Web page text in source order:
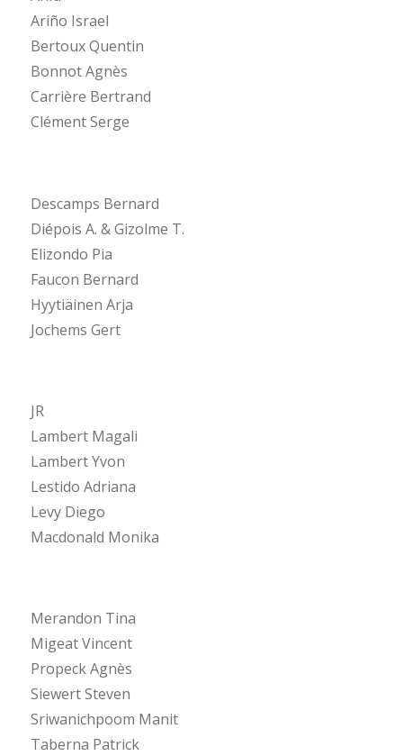
Ariño Israel
Bertoux Quentin
Bonnot Agnès
Carrière Bertrand
Clément Serge
Descamps Bernard
Diépois A. & Gizolme T.
Elizondo Pia
Faucon Bernard
Hyytiäinen Arja
Jochems Gert
JR
Lambert Magali
Lambert Yvon
Lestido Adriana
Levy Diego
Macdonald Monika
Merandon Tina
Migeat Vincent
Propeck Agnès
Siewert Steven
Sriwanichpoom Manit
Taberna Patrick